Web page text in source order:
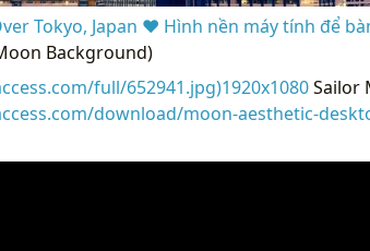
Tokyo, Japan ❤ Hình nền máy tính để
Background)
full/652941.jpg)1920x1080Sailor
download/moon-aesthetic-